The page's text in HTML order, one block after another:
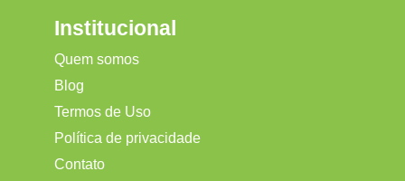
Institucional
Quem somos
Blog
Termos de Uso
Política de privacidade
Contato